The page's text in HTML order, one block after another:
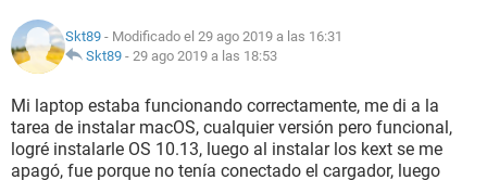
Skt89 - Modificado el 29 ago 2019 a las 16:31
Skt89 - 29 ago 2019 a las 18:53
Mi laptop estaba funcionando correctamente, me di a la
tarea de instalar macOS, cualquier versión pero funcional,
logré instalarle OS 10.13, luego al instalar los kext se me
apagó, fue porque no tenía conectado el cargador, luego